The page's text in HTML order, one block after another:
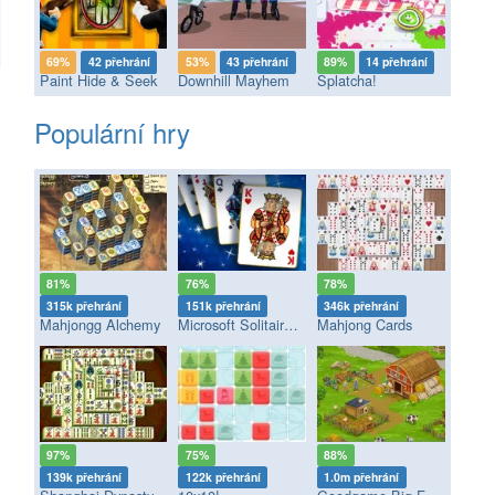
69% 42 přehrání
Paint Hide & Seek
53% 43 přehrání
Downhill Mayhem
89% 14 přehrání
Splatcha!
Populární hry
81%
315k přehrání
Mahjongg Alchemy
76%
151k přehrání
Microsoft Solitaire Collection
78%
346k přehrání
Mahjong Cards
97%
139k přehrání
75%
122k přehrání
88%
1.0m přehrání